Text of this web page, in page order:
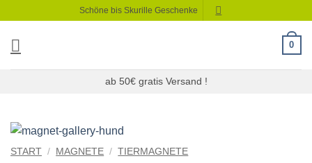
springen
Schöne bis Skurille Geschenke
0
ab 50€ gratis Versand !
START / MAGNETE / TIERMAGNETE